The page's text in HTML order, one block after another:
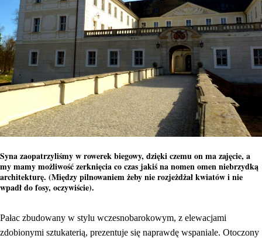
Syna zaopatrzyliśmy w rowerek biegowy, dzięki czemu on ma zajęcie, a
my mamy możliwość zerknięcia co czas jakiś na nomen omen niebrzydką
architekturę. (Między pilnowaniem żeby nie rozjeżdżał kwiatów i nie
wpadł do fosy, oczywiście).
Pałac zbudowany w stylu wczesnobarokowym, z elewacjami
zdobionymi sztukaterią, prezentuje się naprawdę wspaniale. Otoczony